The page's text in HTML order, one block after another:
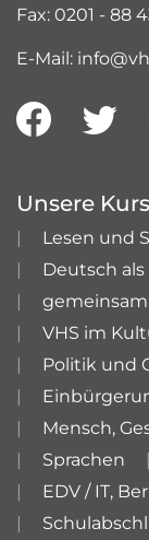
Fax: 0201 - 88
E-Mail:
Unsere
Lesen und
Deutsch
VHS im
Politik und
Mensch,
Sprachen
EDV / IT,